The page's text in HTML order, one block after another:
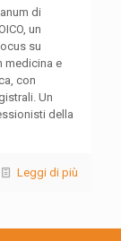
di
un
su
medicina e
con
Un
della
Leggi di più